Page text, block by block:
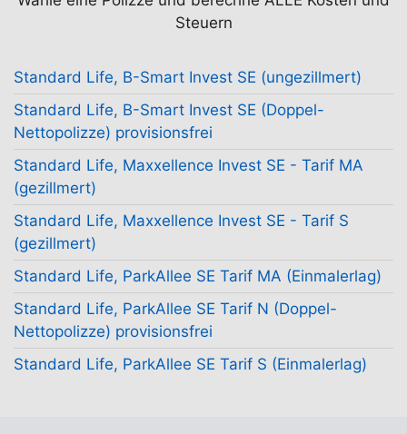
Steuern
Standard Life, B-Smart Invest SE (ungezillmert)
Standard Life, B-Smart Invest SE (Doppel-
Nettopolizze) provisionsfrei
Standard Life, Maxxellence Invest SE - Tarif MA
(gezillmert)
Standard Life, Maxxellence Invest SE - Tarif S
(gezillmert)
Standard Life, ParkAllee SE Tarif MA (Einmalerlag)
Standard Life, ParkAllee SE Tarif N (Doppel-
Nettopolizze) provisionsfrei
Standard Life, ParkAllee SE Tarif S (Einmalerlag)